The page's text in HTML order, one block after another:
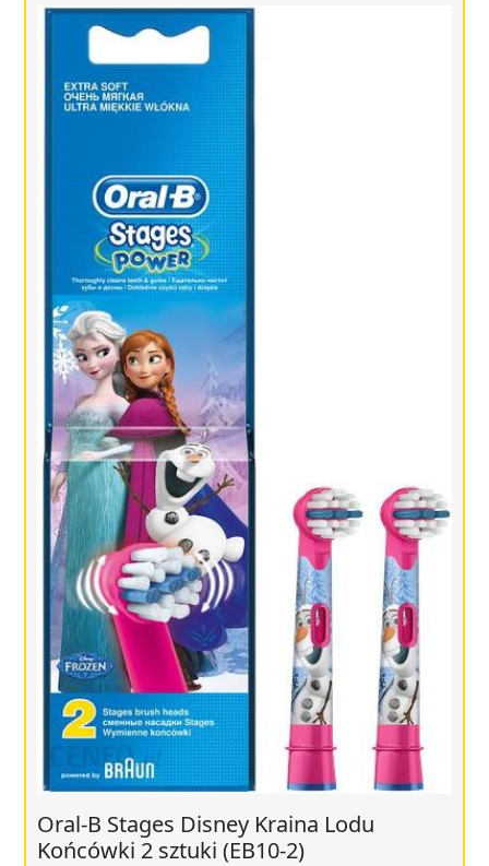
Oral-B Stages Disney Kraina Lodu
Końcówki 2 sztuki (EB10-2)